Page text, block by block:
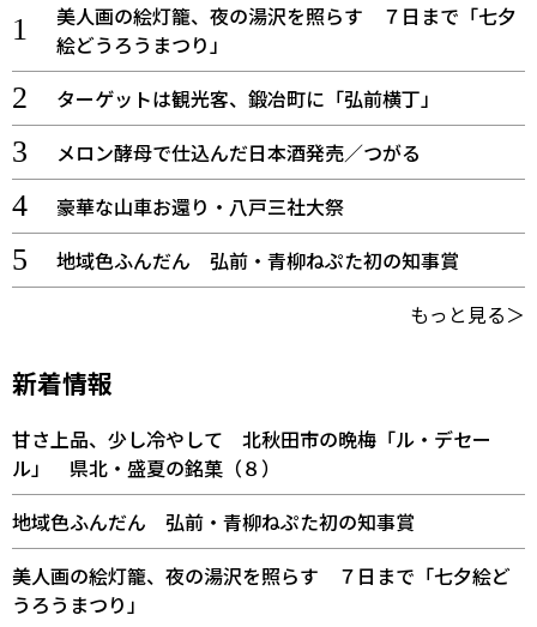
美人画の絵灯籠、夜の湯沢を照らす ７日まで「七夕
絵どうろうまつり」
ターゲットは観光客、鍛冶町に「弘前横丁」
メロン酵母で仕込んだ日本酒発売／つがる
豪華な山車お還り・八戸三社大祭
地域色ふんだん 弘前・青柳ねぷた初の知事賞
もっと見る＞
新着情報
甘さ上品、少し冷やして 北秋田市の晩梅「ル・デセー
ル」 県北・盛夏の銘菓（８）
地域色ふんだん 弘前・青柳ねぷた初の知事賞
美人画の絵灯籠、夜の湯沢を照らす ７日まで「七夕絵ど
うろうまつり」